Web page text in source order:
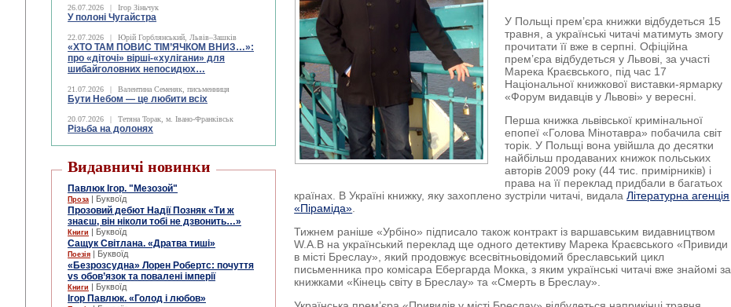
26.07.2026 | Ігор Зіньчук
У полоні Чугайстра
22.07.2026 | Юрій Горблянський, Львів–Зашків
«ХТО ТАМ ПОВИС ТІМ’ЯЧКОМ ВНИЗ…»:
про «діточі» вірші-«хулігани» для
шибайголовних непосидюх…
21.07.2026 | Валентина Семеняк, письменниця
Бути Небом ― це любити всіх
20.07.2026 | Тетяна Торак, м. Івано-Франківськ
Різьба на долонях
Видавничі новинки
Павлюк Ігор. "Мезозой"
Проза | Буквоїд
Прозовий дебют Надії Позняк «Ти ж
знаєш, він ніколи тобі не дзвонить…»
Книги | Буквоїд
Сащук Світлана. «Дратва тиші»
Поезія | Буквоїд
«Безрозсудна» Лорен Робертс: почуття
vs обов’язок та повалені імперії
Книги | Буквоїд
Ігор Павлюк. «Голод і любов»
У Польщі прем’єра книжки відбудеться 15
травня, а українські читачі матимуть змогу
прочитати її вже в серпні. Офіційна
прем’єра відбудеться у Львові, за участі
Марека Краєвського, під час 17
Національної книжкової виставки-ярмарку
«Форум видавців у Львові» у вересні.
Перша книжка львівської кримінальної
епопеї «Голова Мінотавра» побачила світ
торік. У Польщі вона увійшла до десятки
найбільш продаваних книжок польських
авторів 2009 року (44 тис. примірників) і
права на її переклад придбали в багатьох
країнах. В Україні книжку, яку захоплено зустріли читачі, видалаЛітературна агенція
«Піраміда»
Тижнем раніше «Урбіно» підписало також контракт із варшавським видавництвом
W.A.B на український переклад ще одного детективу Марека Краєвського «Привиди
в місті Бреслау», який продовжує всесвітньовідомий бреславський цикл
письменника про комісара Ебергарда Мокка, з яким українські читачі вже знайомі за
книжками «Кінець світу в Бреслау» та «Смерть в Бреслау».